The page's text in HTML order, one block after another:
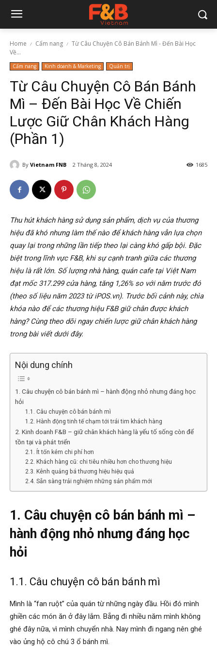
Home Cẩm nang
Từ Câu Chuyện Cô Bán Bánh Mì - Đến Bài Học
Về...
Cẩm nang Kinh doanh & Marketing Quản trị
Từ Câu Chuyện Cô Bán Bánh
Mì – Đến Bài Học Về Chiến
Lược Giữ Chân Khách Hàng
(Phần 1)
By Vietnam FNB 2 Tháng 8, 2024 1685
Thu hút khách hàng sử dụng sản phẩm, dịch vụ của thương
hiệu đã khó nhưng làm thế nào để khách hàng vẫn lựa chọn
quay lại trong những lần tiếp theo lại càng khó gấp bội. Đặc
biệt trong lĩnh vực F&B, khi sự cạnh tranh giữa các thương
hiệu là rất lớn. Số lượng nhà hàng, quán cafe tại Việt Nam
đạt mốc 317.299 cửa hàng, tăng 1,26% so với năm trước đó
(theo số liệu năm 2023 từ iPOS.vn). Trước bối cảnh này, chìa
khóa nào để các thương hiệu F&B giữ chân được khách
hàng? Cùng theo dõi ngay chiến lược giữ chân khách hàng
trong bài viết dưới đây.
Nội dung chính
1. Câu chuyện cô bán bánh mì – hành động nhỏ nhưng đáng học
hỏi
1.1. Câu chuyện cô bán bánh mì
1.2. Hành động tinh tế chạm tới trái tim khách hàng
2. Kinh doanh F&B – giữ chân khách hàng là yếu tố sống còn để
tồn tại và phát triển
2.1. Ít tốn kém chi phí hơn
2.2. Khách hàng cũ: chi tiêu nhiều hơn cho thương hiệu
2.3. Kênh quảng bá thương hiệu hiệu quả
2.4. Sẵn sàng trải nghiệm những sản phẩm mới
1. Câu chuyện cô bán bánh mì –
hành động nhỏ nhưng đáng học
hỏi
1.1. Câu chuyện cô bán bánh mì
Mình là “fan ruột” của quán từ những ngày đầu. Hồi đó mình
ghiền các món ăn ở đây lắm. Bẵng đi nhiều năm mình không
ghé đây nữa, vì mình chuyển nhà. Nay mình đi ngang nên ghé
vào ủng hộ cô chú 3 ổ bánh mì.